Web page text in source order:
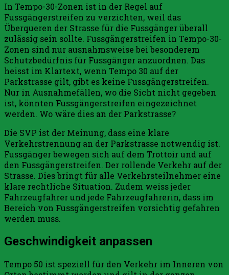
In Tempo-30-Zonen ist in der Regel auf
Fussgängerstreifen zu verzichten, weil das
Überqueren der Strasse für die Fussgänger überall
zulässig sein sollte. Fussgängerstreifen in Tempo-30-
Zonen sind nur ausnahmsweise bei besonderem
Schutzbedürfnis für Fussgänger anzuordnen. Das
heisst im Klartext, wenn Tempo 30 auf der
Parkstrasse gilt, gibt es keine Fussgängerstreifen.
Nur in Ausnahmefällen, wo die Sicht nicht gegeben
ist, könnten Fussgängerstreifen eingezeichnet
werden. Wo wäre dies an der Parkstrasse?
Die SVP ist der Meinung, dass eine klare
Verkehrstrennung an der Parkstrasse notwendig ist.
Fussgänger bewegen sich auf dem Trottoir und auf
den Fussgängerstreifen. Der rollende Verkehr auf der
Strasse. Dies bringt für alle Verkehrsteilnehmer eine
klare rechtliche Situation. Zudem weiss jeder
Fahrzeugfahrer und jede Fahrzeugfahrerin, dass im
Bereich von Fussgängerstreifen vorsichtig gefahren
werden muss.
Geschwindigkeit anpassen
Tempo 50 ist speziell für den Verkehr im Inneren von